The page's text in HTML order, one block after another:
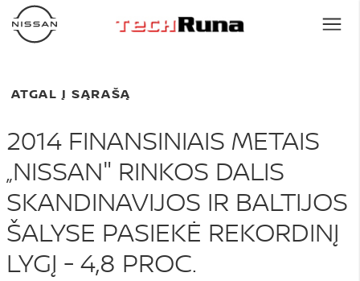
ATGAL Į SĄRAŠĄ
2014 FINANSINIAIS METAIS
„NISSAN" RINKOS DALIS
SKANDINAVIJOS IR BALTIJOS
ŠALYSE PASIEKĖ REKORDINĮ
LYGĮ - 4,8 PROC.